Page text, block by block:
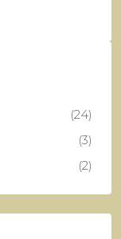
(24)
(3)
(2)